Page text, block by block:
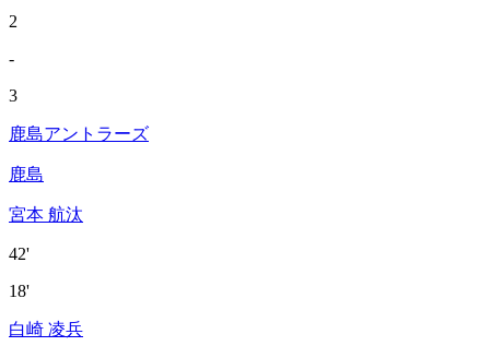
2
-
3
鹿島アントラーズ
鹿島
宮本 航汰
42'
18'
白崎 凌兵